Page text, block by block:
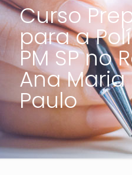
Curso
para a
PM SP no
Ana
Paulo